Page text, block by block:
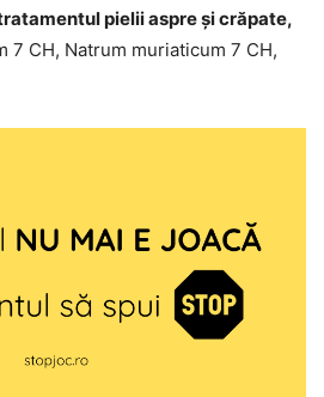
pielii aspre și crăpate,
7 CH, Natrum muriaticum 7 CH,